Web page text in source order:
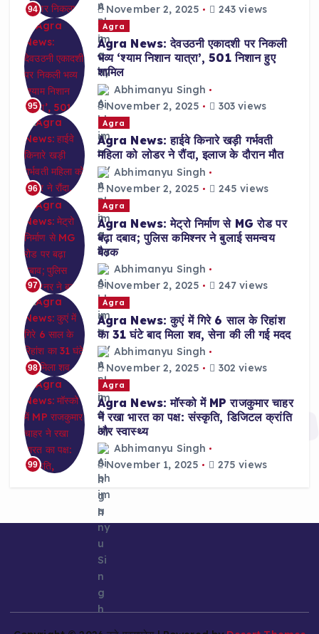
94
November 2, 2025
243 views
95
Agra
Agra News: देवउठनी एकादशी पर निकली
भव्य ‘श्याम निशान यात्रा’, 501 निशान हुए
शामिल
Abhimanyu Singh
November 2, 2025
303 views
96
Agra
Agra News: हाईवे किनारे खड़ी गर्भवती
महिला को लोडर ने रौंदा, इलाज के दौरान मौत
Abhimanyu Singh
November 2, 2025
245 views
97
Agra
Agra News: मेट्रो निर्माण से MG रोड पर
बढ़ा दबाव; पुलिस कमिश्नर ने बुलाई समन्वय
बैठक
Abhimanyu Singh
November 2, 2025
247 views
98
Agra
Agra News: कुएं में गिरे 6 साल के रिहांश
का 31 घंटे बाद मिला शव, सेना की ली गई मदद
Abhimanyu Singh
November 2, 2025
302 views
99
Agra
Agra News: मॉस्को में MP राजकुमार चाहर
ने रखा भारत का पक्ष: संस्कृति, डिजिटल क्रांति
और स्वास्थ्य
Abhimanyu Singh
November 1, 2025
275 views